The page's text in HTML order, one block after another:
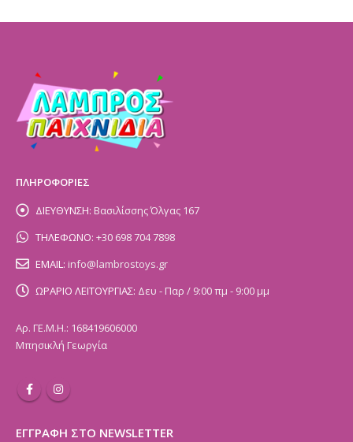
ΠΛΗΡΟΦΟΡΙΕΣ
ΔΙΕΥΘΥΝΣΗ: Βασιλίσσης Όλγας 167
ΤΗΛΕΦΩΝΟ: +30 698 704 7898
EMAIL: info@lambrostoys.gr
ΩΡΑΡΙΟ ΛΕΙΤΟΥΡΓΙΑΣ: Δευ - Παρ / 9:00 πμ - 9:00 μμ
Αρ. ΓΕ.Μ.Η.: 168419606000
Μπησικλή Γεωργία
ΕΓΓΡΑΦΗ ΣΤΟ NEWSLETTER